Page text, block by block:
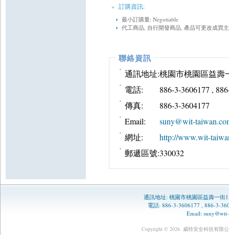
» 訂購資訊:
最小訂購量: Negotiable
代工商品, 自行開發商品, 產品可更改成買
聯絡資訊
通訊地址:桃園市桃園區益壽
電話:
886-3-3606177 ,
傳真:
886-3-3604177
Email:
suny@wit-
網址:
http://www.wit-
郵遞區號:330032
通訊地址: 桃園市桃園區益壽一街
電話: 886-3-3606177 , 886-3-
Email:
Copyright © 2026 威特安全科技有限